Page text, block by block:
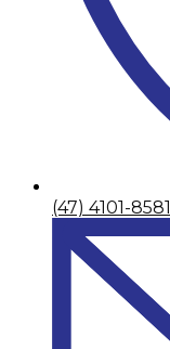
(47) 4101-8581